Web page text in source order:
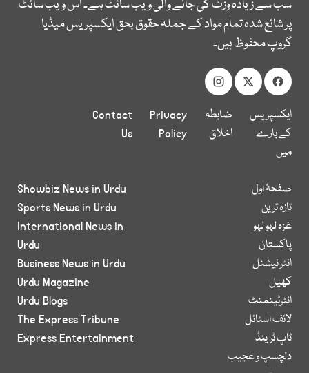
سب سے زیادہ وزٹ کی جانے والی ویب سائٹ ہے۔ اس ویب سائٹ
پر شائع شدہ تمام مواد کے جملہ حقوق بحق ایکسپریس میڈیا
گروپ محفوظ ہیں۔
ایکسپریس
کے بارے
میں
ضابطہ
اخلاق
Privacy
Policy
Contact
Us
صفحۂ اول
تازہ ترین
غزہ لہو لہو
پاکستان
انٹر نیشنل
کھیل
انٹرٹینمنٹ
لائف اسٹائل
ٹاپ ٹرینڈ
دلچسپ و عجیب
Showbiz News in Urdu
Sports News in Urdu
International News in
Urdu
Business News in Urdu
Urdu Magazine
Urdu Blogs
The Express Tribune
Express Entertainment